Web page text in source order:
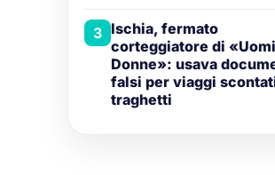
3 Ischia, fermato
corteggiatore di
Donne»: usava
falsi per viaggi
traghetti